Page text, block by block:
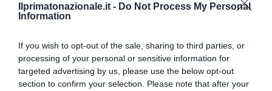
Ilprimatonazionale.it - Do Not Process My Personal
Information
If you wish to opt-out of the sale, sharing to third parties, or
processing of your personal or sensitive information for
targeted advertising by us, please use the below opt-out
section to confirm your selection. Please note that after your
L’immigrazione è l’ultimo rifugio degli incapaci: contro
l’economia delle braccia